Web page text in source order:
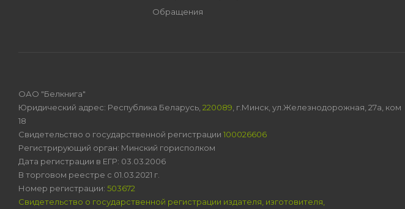
Обращения
ОАО "Белкнига"
Юридический адрес: Республика Беларусь, 220089 , г.Минск, ул.Железнодорожная, 27а, ком
18
Свидетельство о государственной регистрации 100026606
Регистрирующий орган: Минский горисполком
Дата регистрации в ЕГР: 03.03.2006
В торговом реестре с 01.03.2021 г.
Номер регистрации: 503672
Свидетельство о государственной регистрации издателя, изготовителя,